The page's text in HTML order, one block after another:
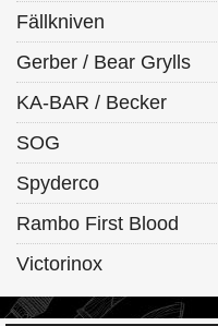
Fällkniven
Gerber / Bear Grylls
KA-BAR / Becker
SOG
Spyderco
Rambo First Blood
Victorinox